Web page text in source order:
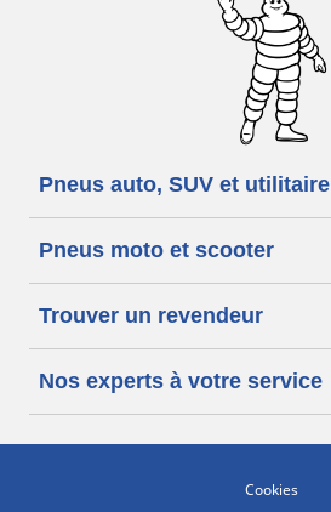
Pneus auto, SUV et utilitaire
Pneus moto et scooter
Trouver un revendeur
Nos experts à votre service
Cookies